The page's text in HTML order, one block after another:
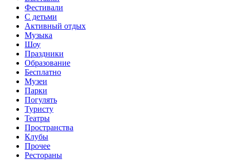
Фестивали
С детьми
Активный отдых
Музыка
Шоу
Праздники
Образование
Бесплатно
Музеи
Парки
Погулять
Туристу
Театры
Пространства
Клубы
Прочее
Рестораны